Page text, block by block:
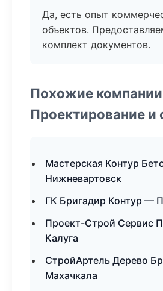
Да, есть опыт
объектов.
комплект документов.
Похожие
Проектирование и
Мастерская Контур
Нижневартовск
ГК Бригадир Контур —
Проект-Строй Сервис
Калуга
СтройАртель Дерево
Махачкала